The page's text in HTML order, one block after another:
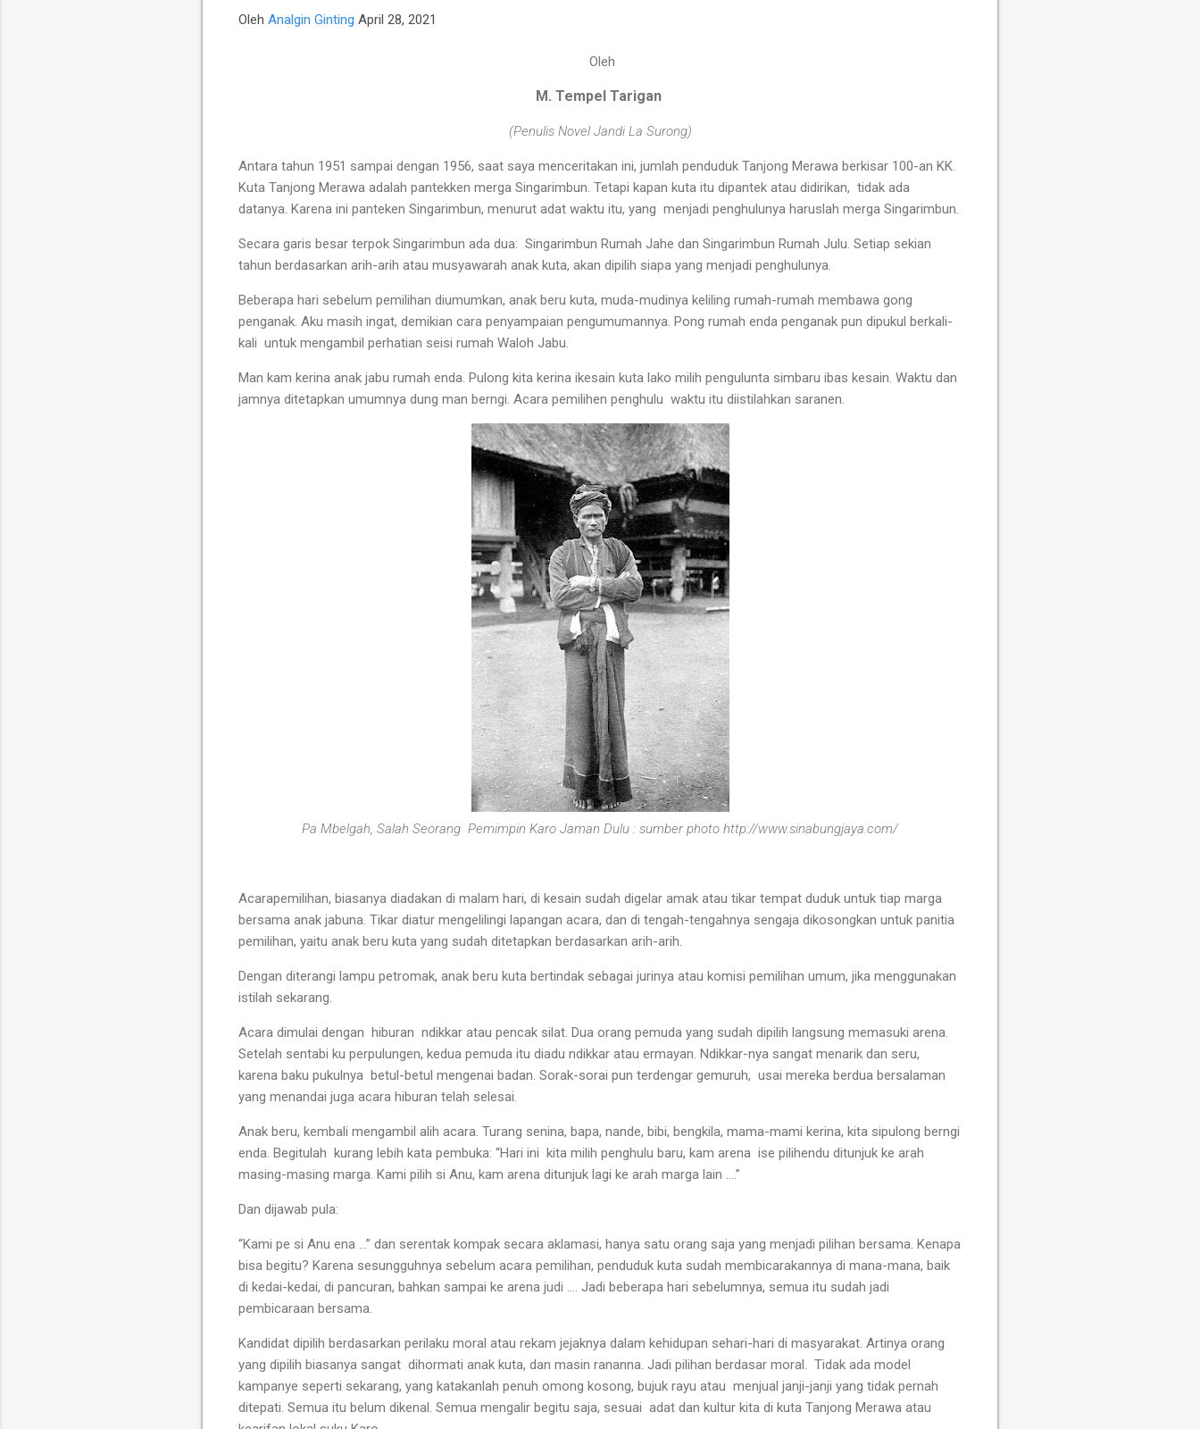
Oleh Analgin Ginting April 28, 2021
Oleh
M. Tempel Tarigan
(Penulis Novel Jandi La Surong)
Antara tahun 1951 sampai dengan 1956, saat saya menceritakan ini, jumlah penduduk Tanjong Merawa berkisar 100-an KK.
Kuta Tanjong Merawa adalah pantekken merga Singarimbun. Tetapi kapan kuta itu dipantek atau didirikan, tidak ada
datanya. Karena ini panteken Singarimbun, menurut adat waktu itu, yang menjadi penghulunya haruslah merga Singarimbun.
Secara garis besar terpok Singarimbun ada dua: Singarimbun Rumah Jahe dan Singarimbun Rumah Julu. Setiap sekian
tahun berdasarkan arih-arih atau musyawarah anak kuta, akan dipilih siapa yang menjadi penghulunya.
Beberapa hari sebelum pemilihan diumumkan, anak beru kuta, muda-mudinya keliling rumah-rumah membawa gong
penganak. Aku masih ingat, demikian cara penyampaian pengumumannya. Pong rumah enda penganak pun dipukul berkali-
kali untuk mengambil perhatian seisi rumah Waloh Jabu.
Man kam kerina anak jabu rumah enda. Pulong kita kerina ikesain kuta lako milih pengulunta simbaru ibas kesain. Waktu dan
jamnya ditetapkan umumnya dung man berngi. Acara pemilihen penghulu waktu itu diistilahkan saranen.
Pa Mbelgah, Salah Seorang Pemimpin Karo Jaman Dulu : sumber photo http://www.sinabungjaya.com/
Acarapemilihan, biasanya diadakan di malam hari, di kesain sudah digelar amak atau tikar tempat duduk untuk tiap marga
bersama anak jabuna. Tikar diatur mengelilingi lapangan acara, dan di tengah-tengahnya sengaja dikosongkan untuk panitia
pemilihan, yaitu anak beru kuta yang sudah ditetapkan berdasarkan arih-arih.
Dengan diterangi lampu petromak, anak beru kuta bertindak sebagai jurinya atau komisi pemilihan umum, jika menggunakan
istilah sekarang.
Acara dimulai dengan hiburan ndikkar atau pencak silat. Dua orang pemuda yang sudah dipilih langsung memasuki arena.
Setelah sentabi ku perpulungen, kedua pemuda itu diadu ndikkar atau ermayan. Ndikkar-nya sangat menarik dan seru,
karena baku pukulnya betul-betul mengenai badan. Sorak-sorai pun terdengar gemuruh, usai mereka berdua bersalaman
yang menandai juga acara hiburan telah selesai.
Anak beru, kembali mengambil alih acara. Turang senina, bapa, nande, bibi, bengkila, mama-mami kerina, kita sipulong berngi
enda. Begitulah kurang lebih kata pembuka: “Hari ini kita milih penghulu baru, kam arena ise pilihendu ditunjuk ke arah
masing-masing marga. Kami pilih si Anu, kam arena ditunjuk lagi ke arah marga lain ....”
Dan dijawab pula:
“Kami pe si Anu ena ...” dan serentak kompak secara aklamasi, hanya satu orang saja yang menjadi pilihan bersama. Kenapa
bisa begitu? Karena sesungguhnya sebelum acara pemilihan, penduduk kuta sudah membicarakannya di mana-mana, baik
di kedai-kedai, di pancuran, bahkan sampai ke arena judi .... Jadi beberapa hari sebelumnya, semua itu sudah jadi
pembicaraan bersama.
Kandidat dipilih berdasarkan perilaku moral atau rekam jejaknya dalam kehidupan sehari-hari di masyarakat. Artinya orang
yang dipilih biasanya sangat dihormati anak kuta, dan masin rananna. Jadi pilihan berdasar moral.
Tidak ada model
kampanye seperti sekarang, yang katakanlah penuh omong kosong, bujuk rayu atau menjual janji-janji yang tidak pernah
ditepati. Semua itu belum dikenal. Semua mengalir begitu saja, sesuai adat dan kultur kita di kuta Tanjong Merawa atau